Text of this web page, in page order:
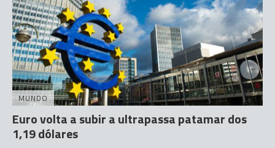
MUNDO
Euro volta a subir a ultrapassa patamar dos
1,19 dólares